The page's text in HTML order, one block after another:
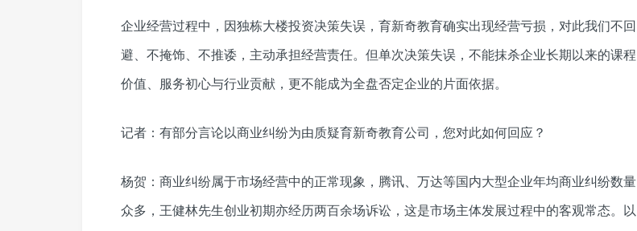
企业经营过程中，因独栋大楼投资决策失误，育新奇教育确实出现经营亏损，对此我们不回
避、不掩饰、不推诿，主动承担经营责任。但单次决策失误，不能抹杀企业长期以来的课程
价值、服务初心与行业贡献，更不能成为全盘否定企业的片面依据。
记者：有部分言论以商业纠纷为由质疑育新奇教育公司，您对此如何回应？
杨贺：商业纠纷属于市场经营中的正常现象，腾讯、万达等国内大型企业年均商业纠纷数量
众多，王健林先生创业初期亦经历两百余场诉讼，这是市场主体发展过程中的客观常态。以